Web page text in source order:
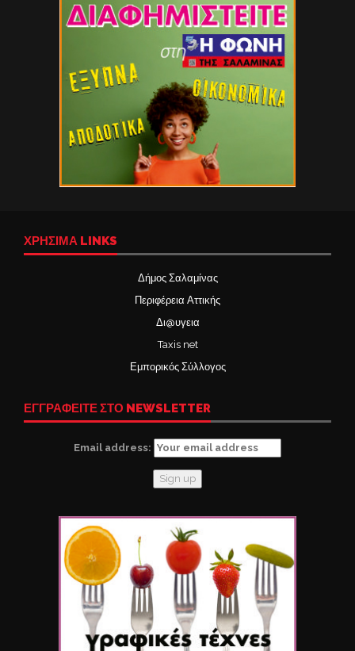
ΧΡΉΣΙΜΑ LINKS
Δήμος Σαλαμίνας
Περιφέρεια Αττικής
Δι@υγεια
Taxis net
Εμπορικός Σύλλογος
ΕΓΓΡΑΦΕΙΤΕ ΣΤΟ NEWSLETTER
Email address: